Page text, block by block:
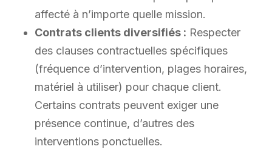
affecté à n’importe quelle mission.
Contrats clients diversifiés : Respecter
des clauses contractuelles spécifiques
(fréquence d’intervention, plages horaires,
matériel à utiliser) pour chaque client.
Certains contrats peuvent exiger une
présence continue, d’autres des
interventions ponctuelles.